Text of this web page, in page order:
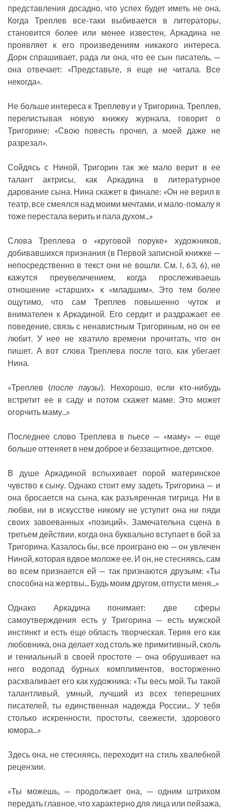
представления досадно, что успех будет иметь не она.
Когда Треплев все-таки выбивается в литераторы,
становится более или менее известен, Аркадина не
проявляет к его произведениям никакого интереса.
Дорн спрашивает, рада ли она, что ее сын писатель, —
она отвечает: «Представьте, я еще не читала. Все
некогда».
Не больше интереса к Треплеву и у Тригорина. Треплев,
перелистывая новую книжку журнала, говорит о
Тригорине: «Свою повесть прочел, а моей даже не
разрезал».
Сойдясь с Ниной, Тригорин так же мало верит в ее
талант актрисы, как Аркадина в литературное
дарование сына. Нина скажет в финале: «Он не верил в
театр, все смеялся над моими мечтами, и мало-помалу я
тоже перестала верить и пала духом...»
Слова Треплева о «круговой поруке» художников,
добивавшихся признания (в Первой записной книжке —
непосредственно в текст они не вошли. См. I, 63, 6), не
кажутся преувеличением, когда прослеживаешь
отношение «старших» к «младшим». Это тем более
ощутимо, что сам Треплев повышенно чуток и
внимателен к Аркадиной. Его сердит и раздражает ее
поведение, связь с ненавистным Тригориным, но он ее
любит. У нее не хватило времени прочитать, что он
пишет. А вот слова Треплева после того, как убегает
Нина.
«Треплев (после паузы). Нехорошо, если кто-нибудь
встретит ее в саду и потом скажет маме. Это может
огорчить маму...»
Последнее слово Треплева в пьесе — «маму» — еще
больше оттеняет в нем доброе и беззащитное, детское.
В душе Аркадиной вспыхивает порой материнское
чувство к сыну. Однако стоит ему задеть Тригорина — и
она бросается на сына, как разъяренная тигрица. Ни в
любви, ни в искусстве никому не уступит она ни пяди
своих завоеванных «позиций». Замечательна сцена в
третьем действии, когда она буквально вступает в бой за
Тригорина. Казалось бы, все проиграно ею — он увлечен
Ниной, которая вдвое моложе ее. И он, не стесняясь, сам
во всем признается ей — так признаются друзьям: «Ты
способна на жертвы... Будь моим другом, отпусти меня...»
Однако Аркадина понимает: две сферы
самоутверждения есть у Тригорина — есть мужской
инстинкт и есть еще область творческая. Теряя его как
любовника, она делает ход столь же примитивный, сколь
и гениальный в своей простоте — она обрушивает на
него водопад бурных комплиментов, восторженно
расхваливает его как художника: «Ты весь мой. Ты такой
талантливый, умный, лучший из всех теперешних
писателей, ты единственная надежда России... У тебя
столько искренности, простоты, свежести, здорового
юмора...»
Здесь она, не стесняясь, переходит на стиль хвалебной
рецензии.
«Ты можешь, — продолжает она, — одним штрихом
передать главное, что характерно для лица или пейзажа,